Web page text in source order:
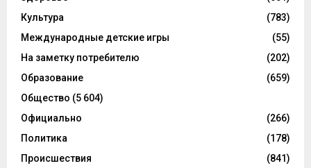
Культура
(783)
Международные детские игры
(55)
На заметку потребителю
(202)
Образование
(659)
Общество (5 604)
Официально
(266)
Политика
(178)
Происшествия
(841)